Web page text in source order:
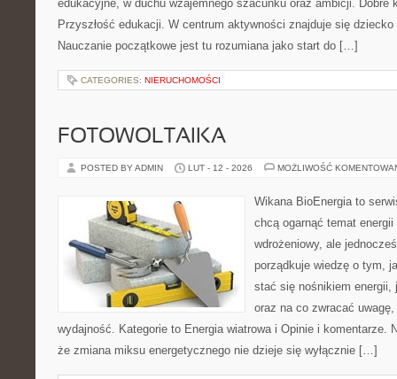
edukacyjne, w duchu wzajemnego szacunku oraz ambicji. Dobre
Przyszłość edukacji. W centrum aktywności znajduje się
Nauczanie początkowe jest tu rozumiana jako start do […]
CATEGORIES: NIERUCHOMOŚCI
FOTOWOLTAIKA
POSTED BY ADMIN LUT - 12 - 2026 MOŻLIWOŚĆ
Wikana BioEnergia to
chcą ogarnąć temat
wdrożeniowy, ale
porządkuje wiedzę o tym,
stać się nośnikiem energii,
oraz na co zwracać
wydajność. Kategorie to Energia wiatrowa i Opinie i komentarze.
że zmiana miksu energetycznego nie dzieje się wyłącznie […]